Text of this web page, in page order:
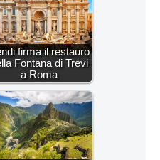
firma il restauro
Fontana di Trevi
a Roma